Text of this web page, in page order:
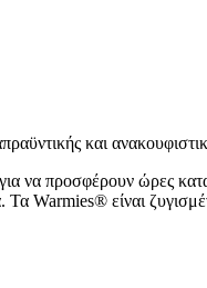
και
να προσφέρουν ώρες
Warmies® είναι